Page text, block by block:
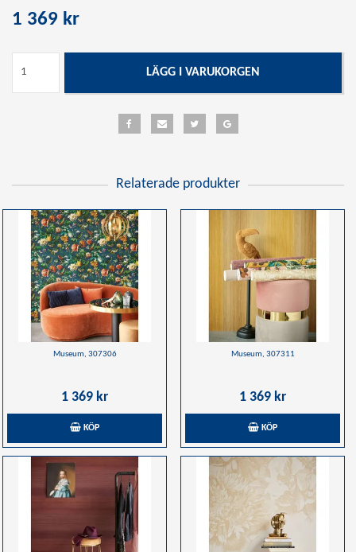
1 369 kr
LÄGG I VARUKORGEN
Relaterade produkter
Museum, 307306
1 369 kr
KÖP
Museum, 307311
1 369 kr
KÖP